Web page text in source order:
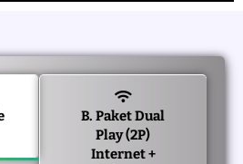
B. Paket Dual
Play (2P)
Internet +